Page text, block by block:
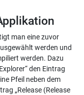
man eine zuvor
werden und
werden. Dazu
den Eintrag
Pfeil neben dem
„Release (Release